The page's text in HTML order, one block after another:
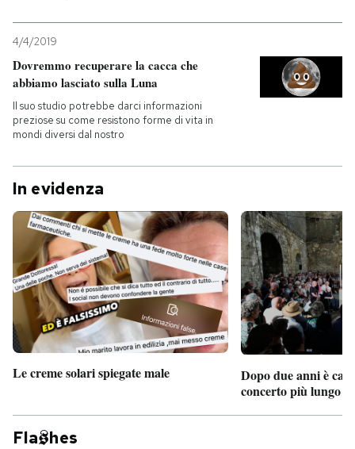
4/4/2019
Dovremmo recuperare la cacca che
abbiamo lasciato sulla Luna
Il suo studio potrebbe darci informazioni
preziose su come resistono forme di vita in
mondi diversi dal nostro
In evidenza
Le creme solari spiegate male
Dopo due anni è
concerto più lungo
Fla hes